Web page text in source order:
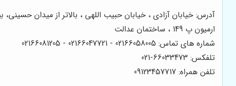
آدرس: خیابان آزادی ، خیابان حبیب اللهی ، بالاتر از میدان
ارمیون پ 149 ، ساختمان عدالت
شماره های تماس: 02166058005 - 02166047721 - 02166081205
تلفکس: 66033473-021
تلفن همراه: 09123457717